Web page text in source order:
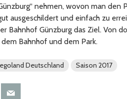
nehmen, wovon man den
ausgeschildert und einfach zu
Bahnhof Günzburg das Ziel. Von
Bahnhof und dem Park.
Deutschland Saison 2017